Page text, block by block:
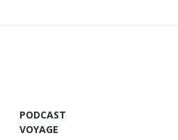
PODCAST
VOYAGE